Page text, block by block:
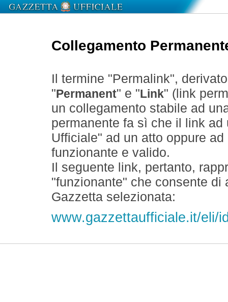
Collegamento
Il termine "Permalink",
" Permanent" e " Link" (link
un collegamento stabile ad
permanente fa sì che il link
Ufficiale" ad un atto oppure
funzionante e valido.
Il seguente link, pertanto,
"funzionante" che consente
Gazzetta selezionata:
www.gazzettaufficiale.it/eli/